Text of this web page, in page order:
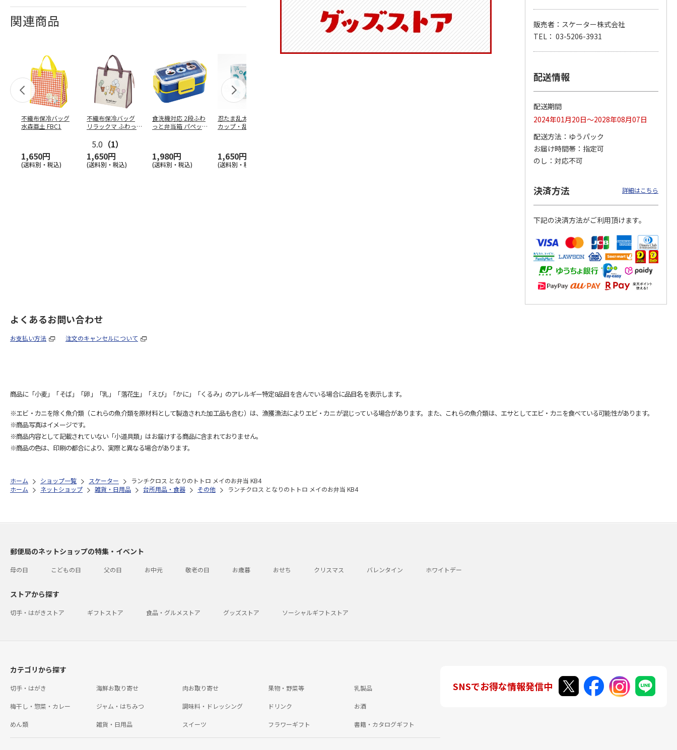
関連商品
不織布保冷バッグ
水森亜土 FBC1
1,650円
(送料別・税込)
不織布保冷バッグ
リラックマ ふわっ
5.0 （1）
1,650円
(送料別・税込)
食洗機対応 2段ふわ
っと弁当箱 パペッ
1,980円
(送料別・税込)
忍たま乱太郎 マグ
カップ・乱太郎・き
1,650円
(送料別・税込)
コーデュロイ生地ラ
キティ KCOB2
2,200円
(送料別・税込)
八角形ステンレスマ
販売者：スケーター株式会社
TEL： 03-5206-3931
配送情報
配送期間
2024年01月20日～2028年08月07日
配送方法
ゆうパック
お届け時間帯
指定可
のし
対応不可
決済方法 詳細はこちら
下記の決済方法がご利用頂けます。
よくあるお問い合わせ
お支払い方法 注文のキャンセルについて
商品に「小麦」「そば」「卵」「乳」「落花生」「えび」「かに」「くるみ」のアレルギー特定8品目を含んでいる場合に品目名を表示します。
※エビ・カニを除く魚介類（これらの魚介類を原材料として製造された加工品も含む）は、漁獲漁法によりエビ・カニが混じっている場合があります。また、これらの魚介類は、エサとしてエビ・カニを食べている可能性があります。
※商品写真はイメージです。
※商品内容として記載されていない「小道具類」はお届けする商品に含まれておりません。
※商品の色は、印刷の都合により、実際と異なる場合があります。
ホーム ショップ一覧 スケーター
ランチクロス となりのトトロ メイのお弁当 KB4
ホーム
ネットショップ 雑貨・日用品 台所用品・食器 その他 ランチクロス となりのトトロ メイのお弁当 KB4
郵便局のネットショップの特集・イベント
母の日 こどもの日 父の日 お中元 敬老の日 お歳暮 おせち クリスマス バレンタイン ホワイトデー
ストアから探す
切手・はがきストア ギフトストア 食品・グルメストア グッズストア ソーシャルギフトストア
カテゴリから探す
切手・はがき 海鮮お取り寄せ 肉お取り寄せ 果物・野菜等 乳製品
梅干し・惣菜・カレー ジャム・はちみつ 調味料・ドレッシング ドリンク お酒
めん類 雑貨・日用品 スイーツ フラワーギフト 書籍・カタログギフト
SNSでお得な情報発信中